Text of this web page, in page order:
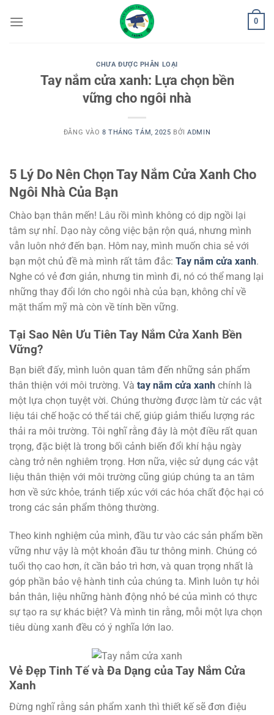
qua
0
CHƯA ĐƯỢC PHÂN LOẠI
Tay nắm cửa xanh: Lựa chọn bền
vững cho ngôi nhà
ĐĂNG VÀO 8 THÁNG TÁM, 2025 BỞIADMIN
5 Lý Do Nên Chọn Tay Nắm Cửa Xanh Cho
Ngôi Nhà Của Bạn
Chào bạn thân mến! Lâu rồi mình không có dịp ngồi lại
tâm sự nhỉ. Dạo này công việc bận rộn quá, nhưng mình
vẫn luôn nhớ đến bạn. Hôm nay, mình muốn chia sẻ với
bạn một chủ đề mà mình rất tâm đắc: Tay nắm cửa xanh.
Nghe có vẻ đơn giản, nhưng tin mình đi, nó có thể mang lại
những thay đổi lớn cho ngôi nhà của bạn, không chỉ về
mặt thẩm mỹ mà còn về tính bền vững.
Tại Sao Nên Ưu Tiên Tay Nắm Cửa Xanh Bền
Vững?
Bạn biết đấy, mình luôn quan tâm đến những sản phẩm
thân thiện với môi trường. Và tay nắm cửa xanh chính là
một lựa chọn tuyệt vời. Chúng thường được làm từ các vật
liệu tái chế hoặc có thể tái chế, giúp giảm thiểu lượng rác
thải ra môi trường. Tôi nghĩ rằng đây là một điều rất quan
trọng, đặc biệt là trong bối cảnh biến đổi khí hậu ngày
càng trở nên nghiêm trọng. Hơn nữa, việc sử dụng các vật
liệu thân thiện với môi trường cũng giúp chúng ta an tâm
hơn về sức khỏe, tránh tiếp xúc với các hóa chất độc hại có
trong các sản phẩm thông thường.
Theo kinh nghiệm của mình, đầu tư vào các sản phẩm bền
vững như vậy là một khoản đầu tư thông minh. Chúng có
tuổi thọ cao hơn, ít cần bảo trì hơn, và quan trọng nhất là
góp phần bảo vệ hành tinh của chúng ta. Mình luôn tự hỏi
bản thân, liệu những hành động nhỏ bé của mình có thực
sự tạo ra sự khác biệt? Và mình tin rằng, mỗi một lựa chọn
tiêu dùng xanh đều có ý nghĩa lớn lao.
Vẻ Đẹp Tinh Tế và Đa Dạng của Tay Nắm Cửa
Xanh
Đừng nghĩ rằng sản phẩm xanh thì thiết kế sẽ đơn điệu